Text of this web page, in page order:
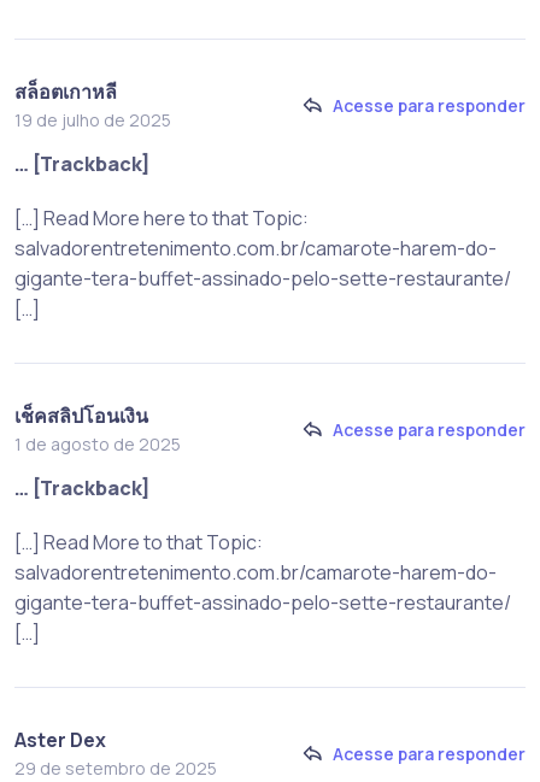
สล็อตเกาหลี
19 de julho de 2025
Acesse para responder
… [Trackback]
[…] Read More here to that Topic:
salvadorentretenimento.com.br/camarote-harem-do-
gigante-tera-buffet-assinado-pelo-sette-restaurante/
[…]
เช็คสลิปโอนเงิน
1 de agosto de 2025
Acesse para responder
… [Trackback]
[…] Read More to that Topic:
salvadorentretenimento.com.br/camarote-harem-do-
gigante-tera-buffet-assinado-pelo-sette-restaurante/
[…]
Aster Dex
29 de setembro de 2025
Acesse para responder